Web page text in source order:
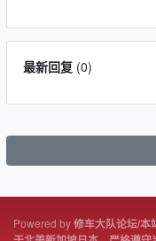
最新回复(0)
Powered by修车大队论坛/本